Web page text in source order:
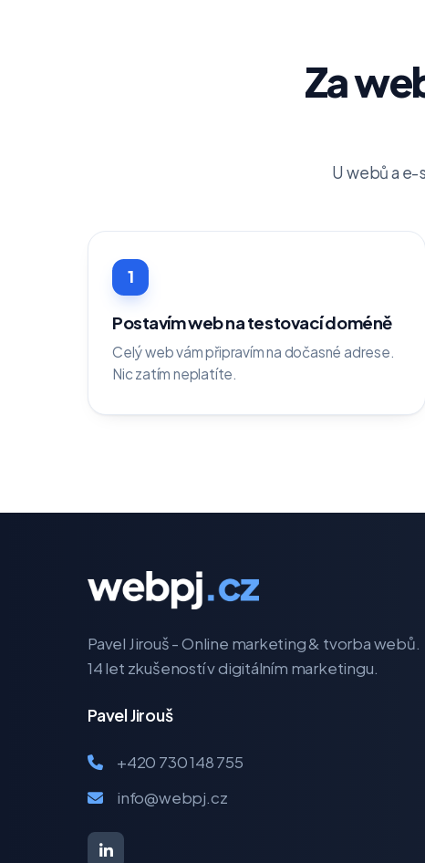
Za
U webů a e-
1
Postavím web na testovací doméně
Celý web vám připravím na dočasné adrese.
Nic zatím neplatíte.
Pavel Jirouš - Online marketing & tvorba webů.
14 let zkušeností v digitálním marketingu.
Pavel Jirouš
+420 730 148 755
info@webpj.cz